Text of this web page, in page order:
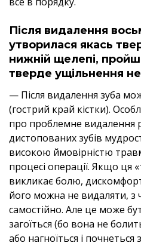
Після видалення
утворилася якась
нижній щелепі,
тверде ущільнення
— Після видалення зуба
(гострий край кістки).
про проблемне видалення
дистопованих зубів
високою ймовірністю
процесі операції. Якщо ця
викликає болю,
його можна не видаляти, з
самостійно. Але це може
загоїться (бо вона не
або нагноїться і почнеться